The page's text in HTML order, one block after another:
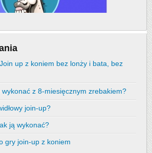
up z koniem bez lonży i bata, bez
z 8-miesięcznym zrebakiem?
join-up?
ją wykonać?
gry join-up z koniem